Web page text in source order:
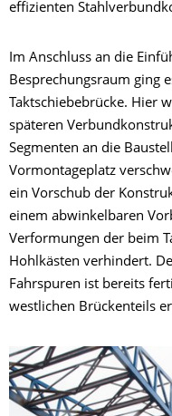
effizienten
Im Anschluss an die
Besprechungsraum ging
Taktschiebebrücke. Hier
späteren
Segmenten an die
Vormontageplatz
ein Vorschub der
einem abwinkelbaren
Verformungen der beim
Hohlkästen verhindert.
Fahrspuren ist bereits
westlichen Brückenteils